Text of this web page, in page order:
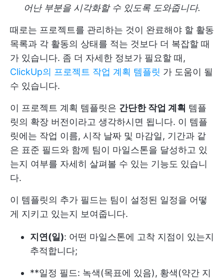
어난 부분을 시각화할 수 있도록 도와줍니다.
때로는 프로젝트를 관리하는 것이 완료해야 할 활동
목록과 각 활동의 상태를 적는 것보다 더 복잡할 때
가 있습니다. 좀 더 자세한 정보가 필요할 때,
ClickUp의 프로젝트 작업 계획 템플릿 가 도움이 될
수 있습니다.
이 프로젝트 계획 템플릿은 간단한 작업 계획 템플
릿의 확장 버전이라고 생각하시면 됩니다. 이 템플
릿에는 작업 이름, 시작 날짜 및 마감일, 기간과 같
은 표준 필드와 함께 팀이 마일스톤을 달성하고 있
는지 여부를 자세히 살펴볼 수 있는 기능도 있습니
다.
이 템플릿의 추가 필드는 팀이 설정된 일정을 어떻
게 지키고 있는지 보여줍니다.
지연(일): 어떤 마일스톤에 고착 지점이 있는지
추적합니다;
**일정 필드: 녹색(목표에 있음), 황색(약간 지